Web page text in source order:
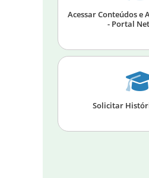
Acessar Conteúdos e
- Portal
Solicitar